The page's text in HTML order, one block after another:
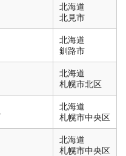
北海道
北見市
北海道
釧路市
北海道
札幌市北区
北海道
札幌市中央区
北海道
札幌市中央区